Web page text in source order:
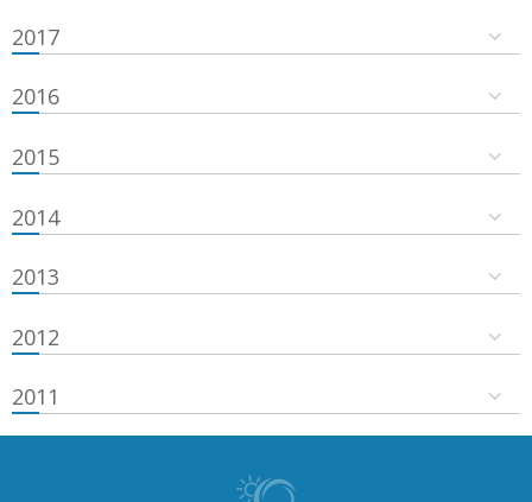
2017
2016
2015
2014
2013
2012
2011